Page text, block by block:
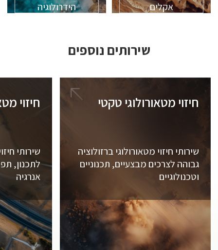
אקלים הידרולוגיה
שירותים נוספים
חיזוי מטאורולוגי טקטי
שירותי חיזוי מטאורולוגי ברזולוציה
גבוהה לצרכים מבצעיים, תכנוניים
וטכנולוגיים
חיזוי
שירותי
לתכנון,
אנרגיה